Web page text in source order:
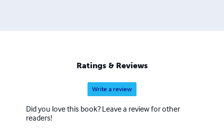
Ratings & Reviews
Write a review
Did you love this book? Leave a review for other
readers!